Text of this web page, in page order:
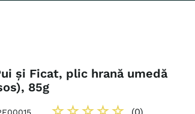
și Ficat, plic hrană umedă
85g
(0)